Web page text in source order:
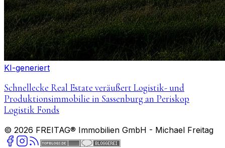
KI-generiert
Schnellecke Real Estate veräußert Logistik- und
Produktionsimmobilie in Sassenburg an Periskop
Logistik Fonds
© 2026 FREITAG® Immobilien GmbH - Michael Freitag